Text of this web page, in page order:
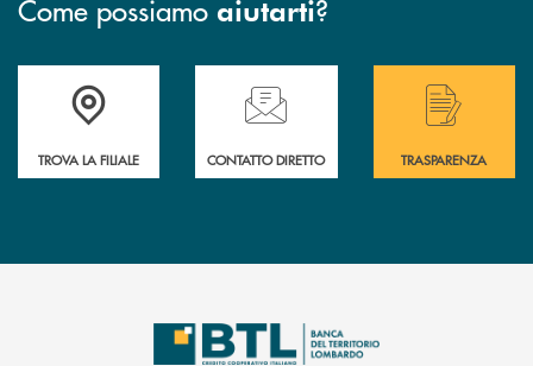
Come possiamo aiutarti?
Accedi all' elenco completo delle filiali .
TROVA LA FILIALE
Hai bisogno di assistenza immediata?
CONTATTO DIRETTO
Hai bisogno di
TRASPARENZA